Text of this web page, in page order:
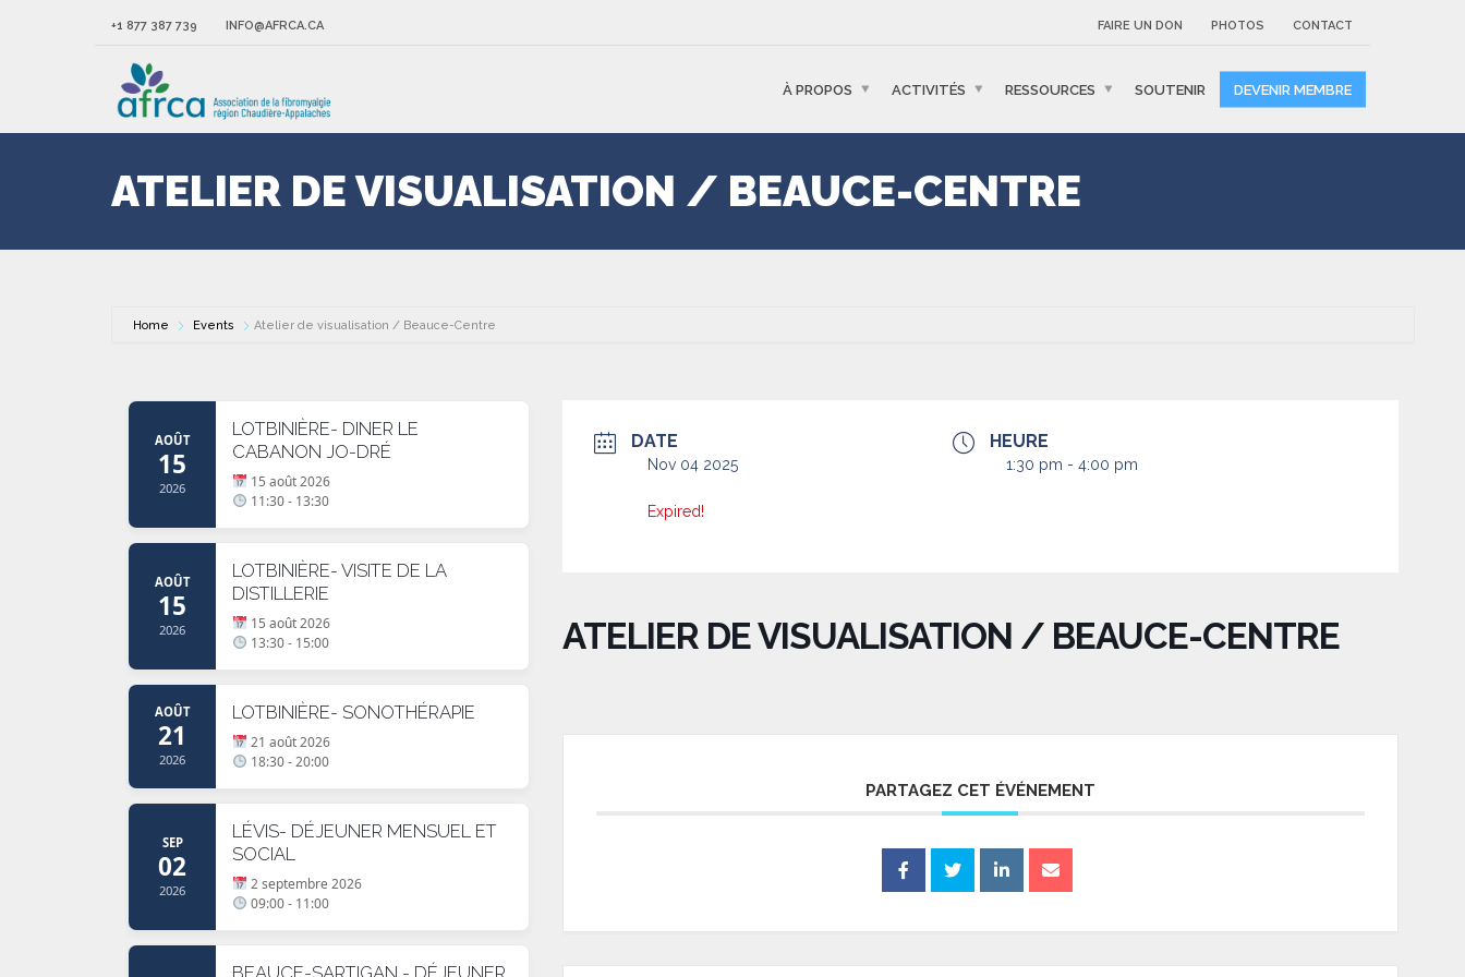
+1 877 387 739 INFO@AFRCA.CA FAIRE UN DON PHOTOS CONTACT
À PROPOS ACTIVITÉS RESSOURCES SOUTENIR DEVENIR MEMBRE
ATELIER DE VISUALISATION / BEAUCE-CENTRE
Home Events Atelier de visualisation / Beauce-Centre
AOÛT
15
2026
LOTBINIÈRE- DINER LE
CABANON JO-DRÉ
15 août 2026
11:30 - 13:30
AOÛT
15
2026
LOTBINIÈRE- VISITE DE LA
DISTILLERIE
15 août 2026
13:30 - 15:00
AOÛT
21
2026
LOTBINIÈRE- SONOTHÉRAPIE
21 août 2026
18:30 - 20:00
SEP
02
2026
LÉVIS- DÉJEUNER MENSUEL ET
SOCIAL
2 septembre 2026
09:00 - 11:00
BEAUCE-SARTIGAN - DÉJEUNER
DATE
Nov 04 2025
Expired!
HEURE
1:30 pm - 4:00 pm
ATELIER DE VISUALISATION / BEAUCE-CENTRE
PARTAGEZ CET ÉVÉNEMENT